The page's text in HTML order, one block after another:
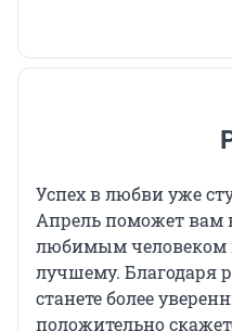
Успех в любви уже
Апрель поможет вам
любимым человеком
лучшему. Благодаря
станете более
положительно